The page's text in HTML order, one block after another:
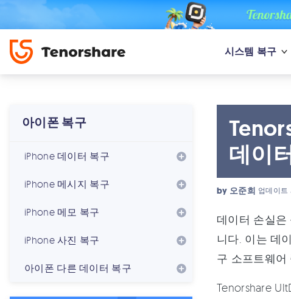
시스템 복구
아이폰 복구
iPhone 데이터 복구
iPhone 메시지 복구
iPhone 메모 복구
iPhone 사진 복구
아이폰 다른 데이터 복구
데이
by 오준희 업데이
데이터 손실
니다. 이는 데
구 소프트웨어
Tenorshare